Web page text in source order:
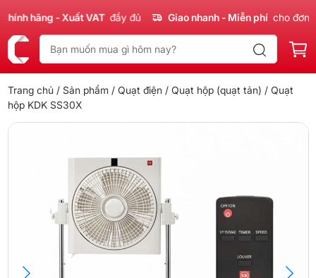
hãng - Xuất VAT đầy đủ Giao nhanh - Miễn phí cho đơn
Trang chủ / Sản phẩm / Quạt điện / Quạt hộp (quạt tản) / Quạt
hộp KDK SS30X